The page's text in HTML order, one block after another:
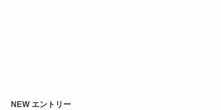
NEW エントリー